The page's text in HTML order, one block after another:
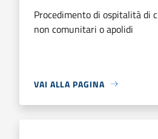
Procedimento di ospitalità di
non comunitari o apolidi
VAI ALLA PAGINA